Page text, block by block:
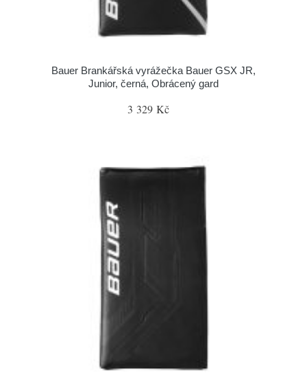
Bauer Brankářská vyrážečka Bauer GSX JR,
Junior, černá, Obrácený gard
3 329 Kč